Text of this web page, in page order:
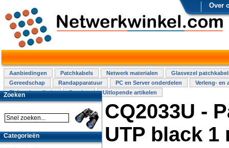
Over
Aanbiedingen Patchkabels Netwerk materialen
Glasvezel
Gereedschap
Randapparatuur PC en Server onderdelen
Verleng- en
Elektra installatie
Overige Uitlopende artikelen
CQ2033U -
UTP black
Zoeken
Categorieën